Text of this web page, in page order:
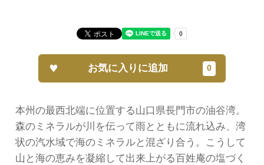
本州の最西北端に位置する山口県長門市の油谷湾。
森のミネラルが川を伝って雨とともに流れ込み、湾
状の汽水域で海のミネラルと混ざり合う。こうして
山と海の恵みを凝縮して出来上がる百姓庵の塩づく
お気に入りに追加